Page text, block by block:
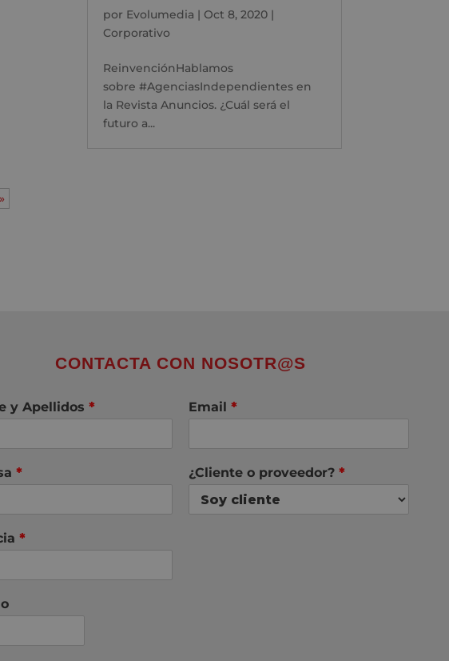
por Evolumedia | Oct 8, 2020|
Corporativo
ReinvenciónHablamos
sobre #AgenciasIndependientes en
la Revista Anuncios. ¿Cuál será el
futuro a...
CONTACTA CON NOSOTR@S
y Apellidos * Email *
* ¿Cliente o proveedor? *
*